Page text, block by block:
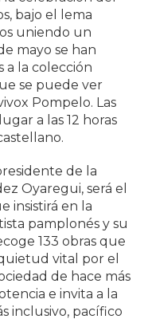
bajo el lema
uniendo un
mayo se han
a la colección
se puede ver
Pompelo. Las
a las 12 horas
de la
Oyaregui, será el
insistirá en la
pamplonés y su
133 obras que
vital por el
de hace más
e invita a la
inclusivo, pacífico